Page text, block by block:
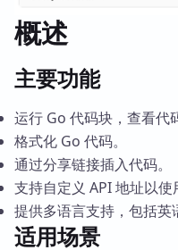
概述
主要功能
运行 Go 代码块，查看代
格式化 Go 代码。
通过分享链接插入代码。
支持自定义 API 地址以
提供多语言支持，包括英
适用场景